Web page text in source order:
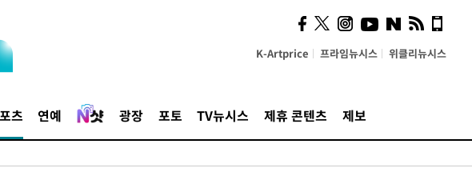
K-Artprice 프라임뉴시스 위클리뉴시스
츠 연예 광장 포토 TV뉴시스 제휴 콘텐츠 제보
사이 해답 찾았죠"…알을
깨고 나온 '초자아'